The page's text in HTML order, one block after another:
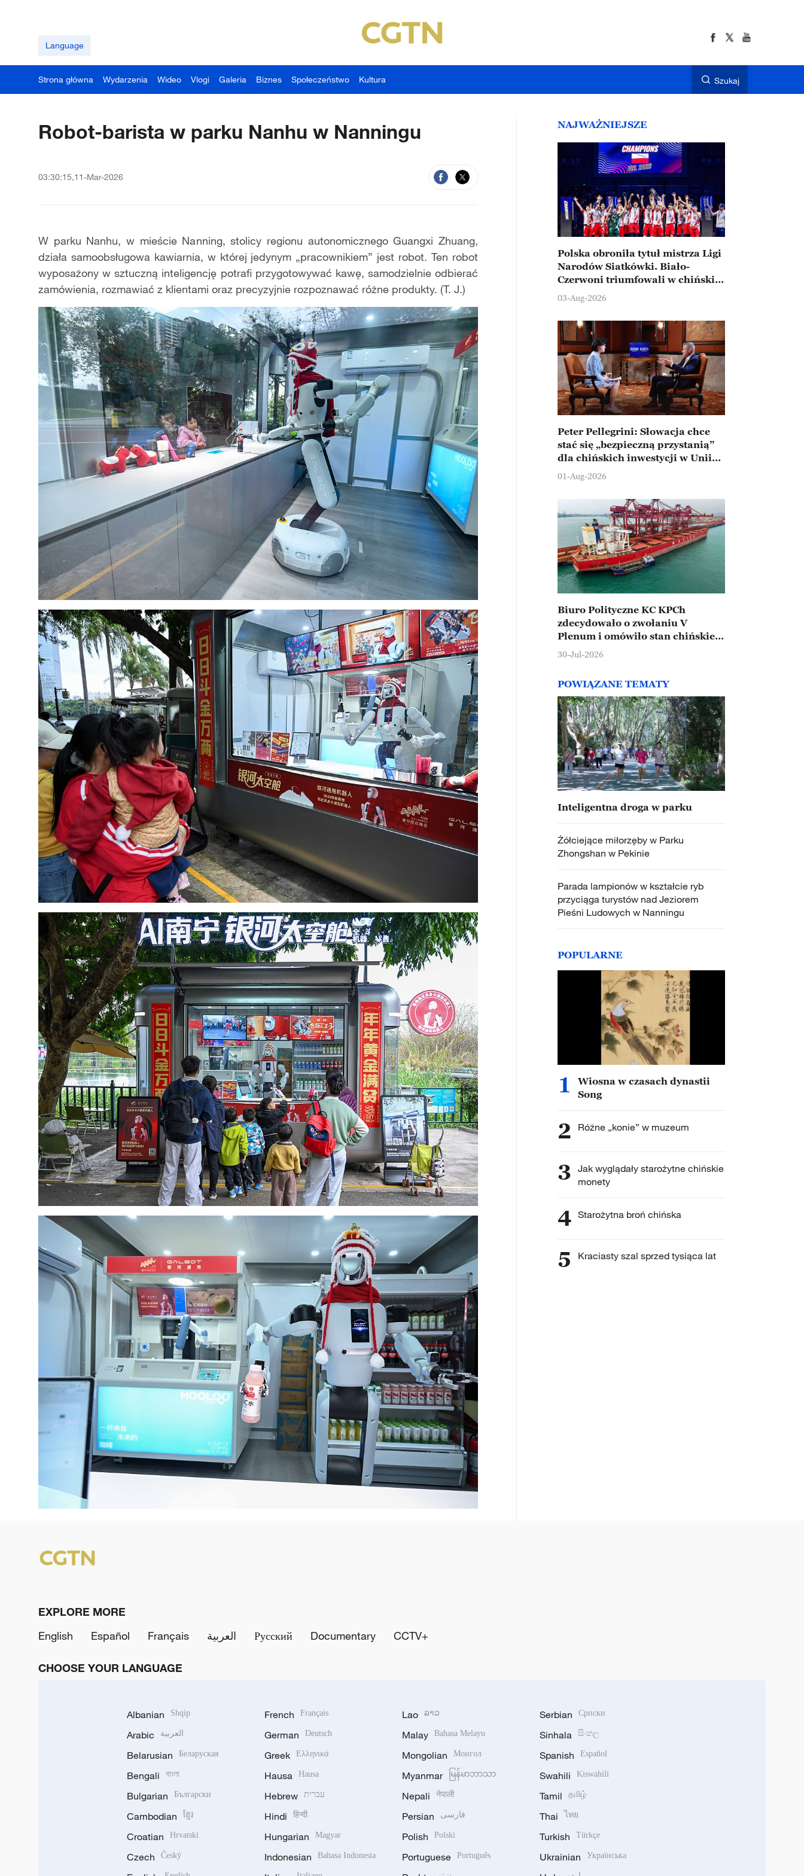
Language
Strona główna Wydarzenia Wideo Vlogi Galeria Biznes Społeczeństwo Kultura Szukaj
Robot-barista w parku Nanhu w Nanningu
03:30:15,11-Mar-2026
W parku Nanhu, w mieście Nanning, stolicy regionu autonomicznego Guangxi Zhuang,
działa samoobsługowa kawiarnia, w której jedynym „pracownikiem” jest robot. Ten robot
wyposażony w sztuczną inteligencję potrafi przygotowywać kawę, samodzielnie odbierać
zamówienia, rozmawiać z klientami oraz precyzyjnie rozpoznawać różne produkty. (T. J.)
NAJWAŻNIEJSZE
Polska obroniła tytuł mistrza Ligi
Narodów Siatkówki. Biało-
Czerwoni triumfowali w chińskim
Ningbo
03-Aug-2026
Peter Pellegrini: Słowacja chce
stać się „bezpieczną przystanią”
dla chińskich inwestycji w Unii
Europejskiej
01-Aug-2026
Biuro Polityczne KC KPCh
zdecydowało o zwołaniu V
Plenum i omówiło stan chińskiej
gospodarki
30-Jul-2026
POWIĄZANE TEMATY
Inteligentna droga w parku
Żółciejące miłorzęby w Parku
Zhongshan w Pekinie
Parada lampionów w kształcie ryb
przyciąga turystów nad Jeziorem
Pieśni Ludowych w Nanningu
POPULARNE
1
Wiosna w czasach dynastii
Song
2 Różne „konie” w muzeum
3 Jak wyglądały starożytne chińskie
monety
4 Starożytna broń chińska
5 Kraciasty szal sprzed tysiąca lat
EXPLORE MORE
English
Español Français العربية Русский Documentary CCTV+
CHOOSE YOUR LANGUAGE
Albanian Shqip
Arabic العربية
Belarusian Беларуская
Bengali বাংলা
Bulgarian Български
Cambodian ខ្មែរ
Croatian Hrvatski
Czech Český
French Français
German Deutsch
Greek Ελληνικά
Hausa Hausa
Hebrew עברית
Hindi हिन्दी
Hungarian Magyar
Indonesian Bahasa Indonesia
Lao ລາວ
Malay Bahasa Melayu
Mongolian Монгол
Myanmar မြန်မာဘာသာ
Nepali नेपाली
Persian فارسی
Polish Polski
Portuguese Português
Serbian Српски
Sinhala සිංහල
Spanish Español
Swahili Kiswahili
Tamil தமிழ்
Thai ไทย
Turkish Türkçe
Ukrainian Українська